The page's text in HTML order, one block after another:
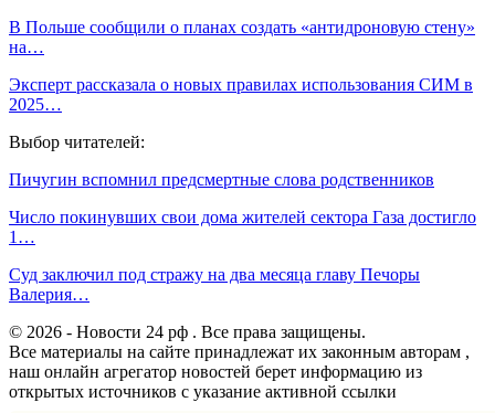
В Польше сообщили о планах создать «антидроновую стену»
на…
Эксперт рассказала о новых правилах использования СИМ в
2025…
Выбор читателей:
Пичугин вспомнил предсмертные слова родственников
Число покинувших свои дома жителей сектора Газа достигло
1…
Суд заключил под стражу на два месяца главу Печоры
Валерия…
© 2026 - Новости 24 рф . Все права защищены.
Все материалы на сайте принадлежат их законным авторам ,
наш онлайн агрегатор новостей берет информацию из
открытых источников с указание активной ссылки